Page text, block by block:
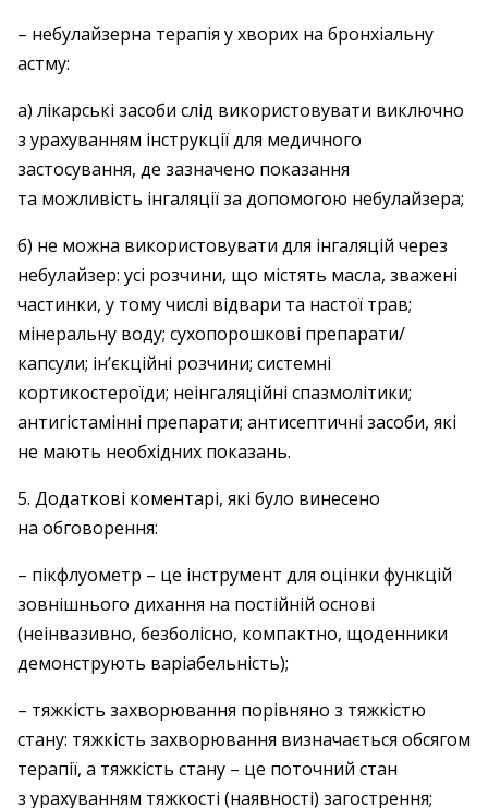
– небулайзерна терапія у хворих на бронхіальну
астму:
а) лікарські засоби слід використовувати виключно
з урахуванням інструкції для медичного
застосування, де зазначено показання
та можливість інгаляції за допомогою небулайзера;
б) не можна використовувати для інгаляцій через
небулайзер: усі розчини, що містять масла, зважені
частинки, у тому числі відвари та настої трав;
мінеральну воду; сухопорошкові препарати/
капсули; ін’єкційні розчини; системні
кортикостероїди; неінгаляційні спазмолітики;
антигістамінні препарати; антисептичнi засоби, які
не мають необхідних показань.
5. Додаткові коментарі, які було винесено
на обговорення:
– пікфлуометр – це інструмент для оцінки функцій
зовнішнього дихання на постійній основі
(неінвазивно, безболісно, компактно, щоденники
демонструють варіабельність);
– тяжкість захворювання порівняно з тяжкістю
стану: тяжкість захворювання визначається обсягом
терапії, а тяжкість стану – це поточний стан
з урахуванням тяжкості (наявності) загострення;